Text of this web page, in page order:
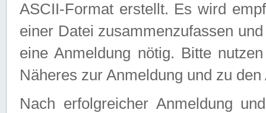
ASCII-Format erstellt. Es wird
einer Datei zusammenzufassen
eine Anmeldung nötig. Bitte
Näheres zur Anmeldung und zu
Nach erfolgreicher Anmeldung